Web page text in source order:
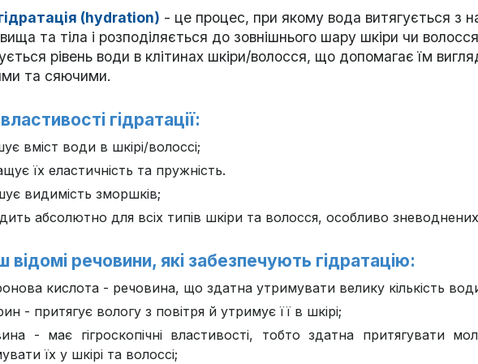
(hydration) - це процес, при якому вода витягується з
та тіла і розподіляється до зовнішнього шару шкіри чи
рівень води в клітинах шкіри/волосся, що допомагає їм
та сяючими.
гідратації:
вміст води в шкірі/волоссі;
їх еластичність та пружність.
видимість зморшків;
абсолютно для всіх типів шкіри та волосся, особливо
відомі речовини, які забезпечують гідратацію:
кислота - речовина, що здатна утримувати велику кількість
- притягує вологу з повітря й утримує її в шкірі;
- має гігроскопічні властивості, тобто здатна притягувати
їх у шкірі та волоссі;